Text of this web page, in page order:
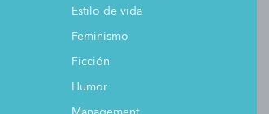
Estilo de vida
Feminismo
Ficción
Humor